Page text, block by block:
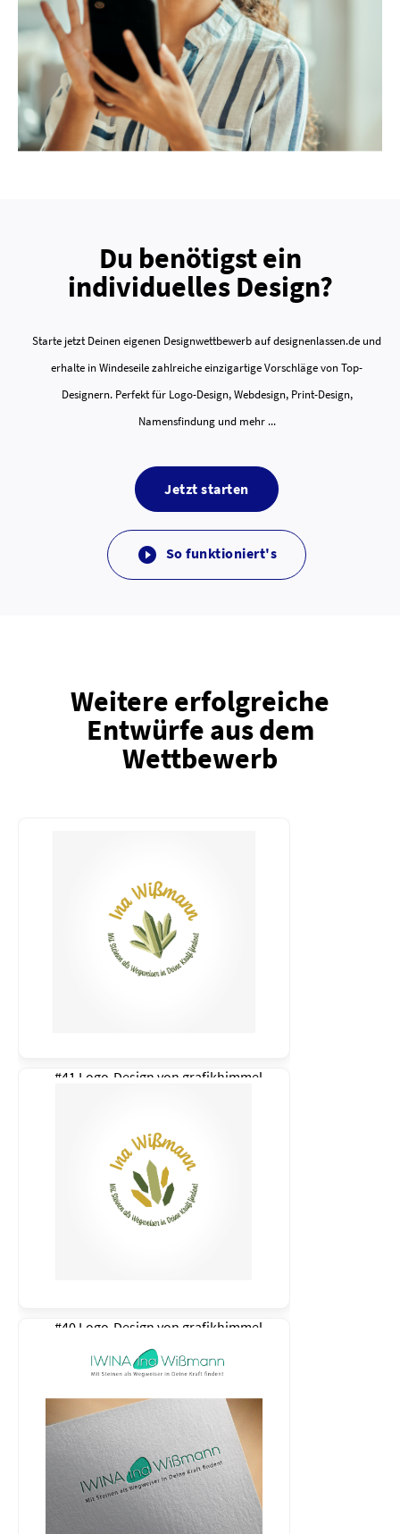
Du benötigst ein
individuelles Design?
Starte jetzt Deinen eigenen Designwettbewerb auf designenlassen.de und
erhalte in Windeseile zahlreiche einzigartige Vorschläge von Top-
Designern. Perfekt für Logo-Design, Webdesign, Print-Design,
Namensfindung und mehr ...
Jetzt starten
 So funktioniert's
Weitere erfolgreiche
Entwürfe aus dem
Wettbewerb
#41 Logo-Design von grafikhimmel
#40 Logo-Design von grafikhimmel